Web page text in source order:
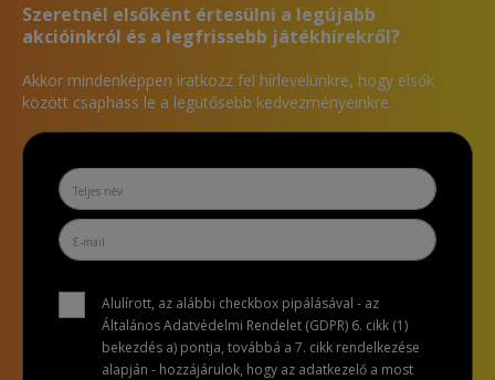
Szeretnél elsőként értesülni a legújabb
akcióinkról és a legfrissebb játékhírekről?
Akkor mindenképpen iratkozz fel hírlevelünkre, hogy elsők
között csaphass le a legütősebb kedvezményeinkre.
Alulírott, az alábbi checkbox pipálásával - az
Általános Adatvédelmi Rendelet (GDPR) 6. cikk (1)
bekezdés a) pontja, továbbá a 7. cikk rendelkezése
alapján - hozzájárulok, hogy az adatkezelő a most